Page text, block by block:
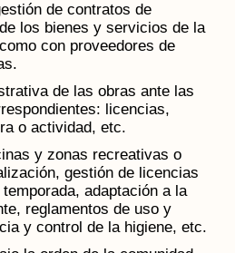
de contratos de
los bienes y servicios de la
con proveedores de
de las obras ante las
licencias,
o actividad, etc.
y zonas recreativas o
gestión de licencias
adaptación a la
reglamentos de uso y
y control de la higiene, etc.